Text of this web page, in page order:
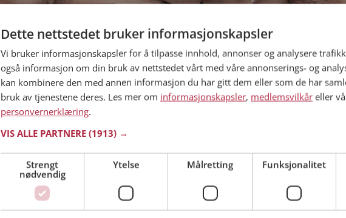
Jeg er en:
Dette nettstedet bruker informasjonskapsler
Vi bruker informasjonskapsler for å tilpasse innhold, annonser og analysere
også informasjon om din bruk av nettstedet vårt med våre annonserings- og
kan kombinere den med annen informasjon du har gitt dem eller som de har
bruk av tjenestene deres. Les mer om informasjonskapsler, medlemsvilkår eller
personvernerklæring.
VIS ALLE PARTNERE (1913) →
Strengt
nødvendig
Ytelse Målretting Funksjonalitet